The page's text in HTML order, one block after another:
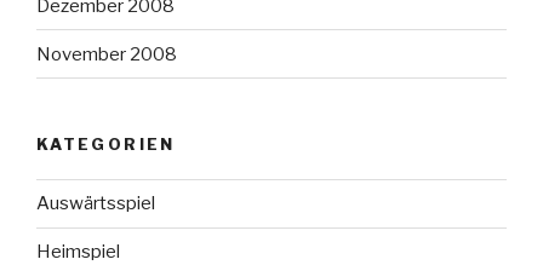
Dezember 2008
November 2008
KATEGORIEN
Auswärtsspiel
Heimspiel